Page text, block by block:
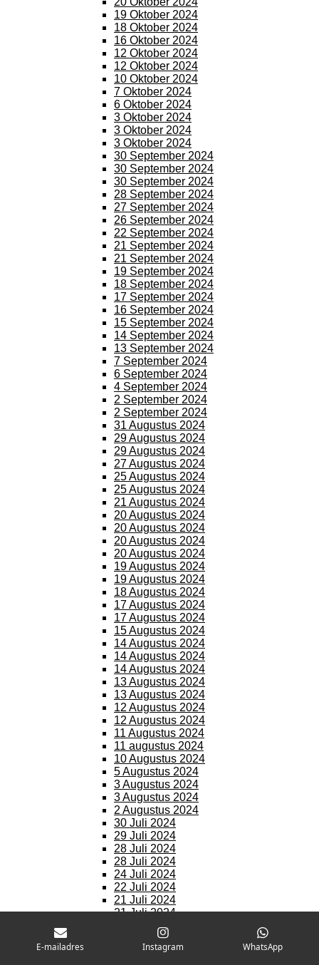
19 Oktober 2024
18 Oktober 2024
16 Oktober 2024
12 Oktober 2024
12 Oktober 2024
10 Oktober 2024
7 Oktober 2024
6 Oktober 2024
3 Oktober 2024
3 Oktober 2024
3 Oktober 2024
30 September 2024
30 September 2024
30 September 2024
28 September 2024
27 September 2024
26 September 2024
22 September 2024
21 September 2024
21 September 2024
19 September 2024
18 September 2024
17 September 2024
16 September 2024
15 September 2024
14 September 2024
13 September 2024
7 September 2024
6 September 2024
4 September 2024
2 September 2024
2 September 2024
31 Augustus 2024
29 Augustus 2024
29 Augustus 2024
27 Augustus 2024
25 Augustus 2024
25 Augustus 2024
21 Augustus 2024
20 Augustus 2024
20 Augustus 2024
20 Augustus 2024
20 Augustus 2024
19 Augustus 2024
19 Augustus 2024
18 Augustus 2024
17 Augustus 2024
17 Augustus 2024
15 Augustus 2024
14 Augustus 2024
14 Augustus 2024
14 Augustus 2024
13 Augustus 2024
13 Augustus 2024
12 Augustus 2024
12 Augustus 2024
11 Augustus 2024
11 augustus 2024
10 Augustus 2024
5 Augustus 2024
3 Augustus 2024
3 Augustus 2024
2 Augustus 2024
30 Juli 2024
29 Juli 2024
28 Juli 2024
28 Juli 2024
24 Juli 2024
22 Juli 2024
21 Juli 2024
21 Juli 2024
18 Juli 2024
16 Juli 2024
11 Juli 2024
E-mailadres Instagram WhatsApp